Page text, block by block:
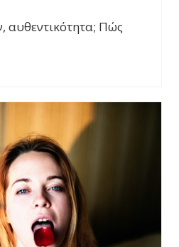
αυθεντικότητα; Πώς